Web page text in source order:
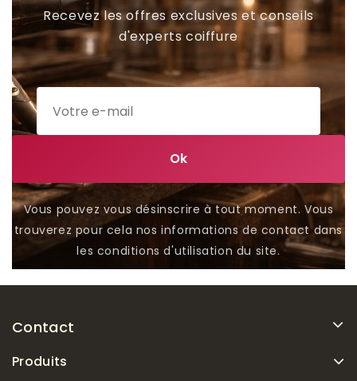
Recevez les offres exclusives et conseils
d'experts coiffure
Vous pouvez vous désinscrire à tout moment. Vous
trouverez pour cela nos informations de contact dans
les conditions d'utilisation du site.
Contact
Produits